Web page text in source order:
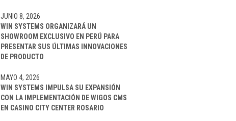
WIN SYSTEMS ORGANIZARÁ UN
SHOWROOM EXCLUSIVO EN PERÚ PARA
PRESENTAR SUS ÚLTIMAS INNOVACIONES
DE PRODUCTO
JUNIO 8, 2026
WIN SYSTEMS IMPULSA SU EXPANSIÓN
CON LA IMPLEMENTACIÓN DE WIGOS CMS
EN CASINO CITY CENTER ROSARIO
MAYO 4, 2026